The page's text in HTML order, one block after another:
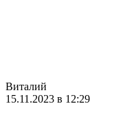
Виталий
15.11.2023 в 12:29